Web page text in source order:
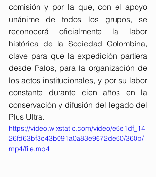
comisión y por la que, con el apoyo
unánime de todos los grupos, se
reconocerá oficialmente la labor
histórica de la Sociedad Colombina,
clave para que la expedición partiera
desde Palos, para la organización de
los actos institucionales, y por su labor
constante durante cien años en la
conservación y difusión del legado del
Plus Ultra.
https://video.wixstatic.com/video/e6e1df_14
26fd63bf3c43b091a0a83e9672de60/360p/
mp4/file.mp4